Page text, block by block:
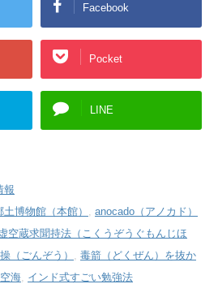
Facebook
Pocket
LINE
報
博物館（本館）
anocado（アノカド）
空蔵求聞持法（こくうぞうぐもんじほ
（ごんぞう）
毒箭（どくぜん）を抜か
空海 インド式すごい勉強法